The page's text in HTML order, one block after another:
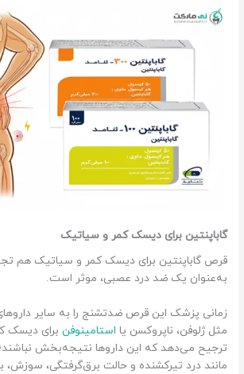
گاباپنتین برای دیسک کمر و سیاتیک
قرص گاباپنتین برای دیسک کمر و سیاتیک هم
به‌عنوان یک ضد درد عصبی، موثر است.
زمانی پزشک این قرص ضدتشنج را به سایر
مثل ژلوفن، ناپروکسن یا استامینوفن برای دیسک
ترجیح می‌دهد که این داروها نتیجه‌بخش
مانند درد تیرکشنده و حالت برق‌گرفتگی،